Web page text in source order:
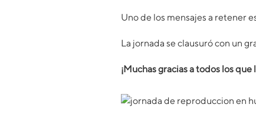
Uno de los mensajes a retener
La jornada se clausuró con un
¡Muchas gracias a todos los